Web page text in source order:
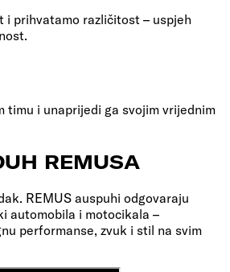
i prihvatamo različitost – uspjeh
timu i unaprijedi ga svojim vrijednim
REMUSA
REMUS auspuhi odgovaraju
automobila i motocikala –
performanse, zvuk i stil na svim